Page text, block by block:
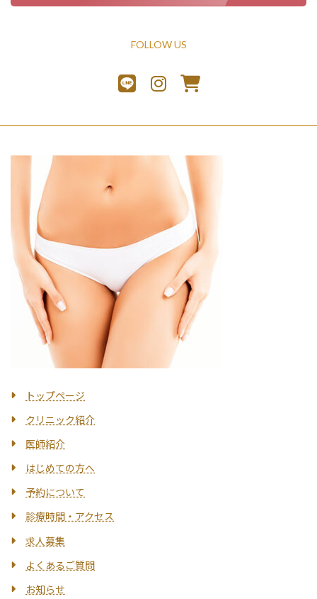
FOLLOW US
トップページ
クリニック紹介
医師紹介
はじめての方へ
予約について
診療時間・アクセス
求人募集
よくあるご質問
お知らせ